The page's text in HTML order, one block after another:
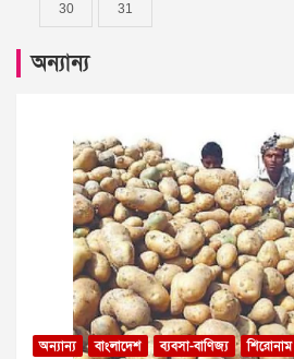
30 31
অন্যান্য
অন্যান্য বাংলাদেশ ব্যবসা-বাণিজ্য শিরোনাম